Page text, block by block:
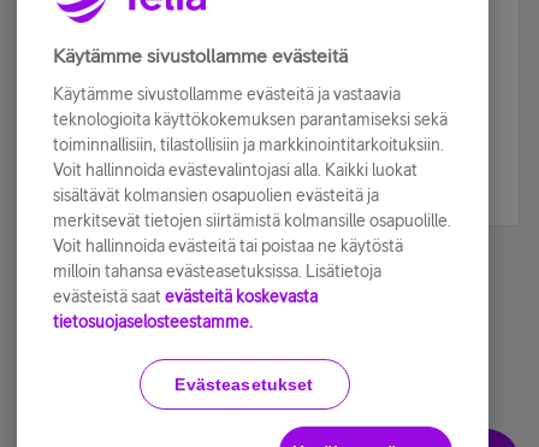
Tilaa Telian uutiskirje ja olet mukana arvonnassa.
sähköpostiisi.
Tilaa nyt
Käyttöehdot Accessibility statement
Käytämme sivustollamme evästeitä
Käytämme sivustollamme evästeitä ja vastaavia
teknologioita käyttökokemuksen parantamiseksi sekä
toiminnallisiin, tilastollisiin ja markkinointitarkoituksiin.
Voit hallinnoida evästevalintojasi alla. Kaikki luokat
sisältävät kolmansien osapuolien evästeitä ja
merkitsevät tietojen siirtämistä kolmansille osapuolille.
Voit hallinnoida evästeitä tai poistaa ne käytöstä
milloin tahansa evästeasetuksissa. Lisätietoja
evästeistä saat evästeitä koskevasta
tietosuojaselosteestamme.
Evästeasetukset